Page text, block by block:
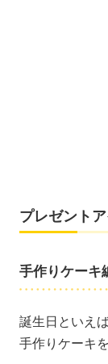
プレゼント
手作りケーキ
誕生日といえ
手作りケーキ